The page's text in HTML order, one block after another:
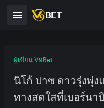
ผู้เขียน V9Bet
นิโก้ ปาซ ดาวรุ่งพุ่ง
ทางสดใสที่เบอร์นา